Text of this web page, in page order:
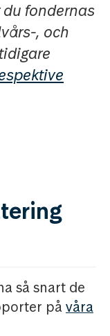
du fondernas
, och
så snart de
påvåra